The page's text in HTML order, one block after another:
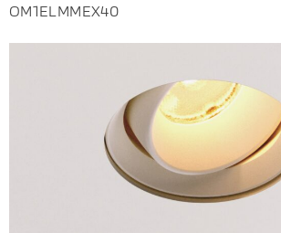
OM1ELMMEX40